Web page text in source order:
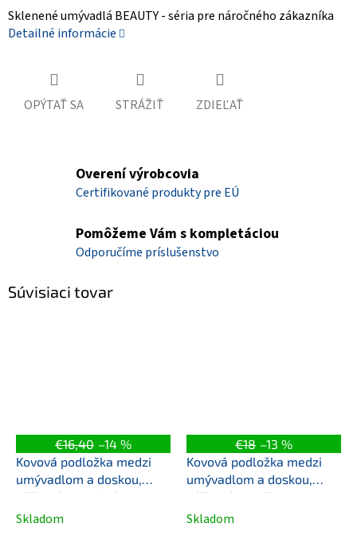
Sklenené umývadlá BEAUTY - séria pre náročného zákazníka
Detailné informácie
OPÝTAŤ SA STRÁŽIŤ ZDIEĽAŤ
Overení výrobcovia
Certifikované produkty pre EÚ
Pomôžeme Vám s kompletáciou
Odporučíme príslušenstvo
Súvisiaci tovar
€16,40 –14 %
Kovová podložka medzi
umývadlom a doskou,
výška 10mm, chróm
Skladom
€18 –13 %
Kovová podložka medzi
umývadlom a doskou,
výška 10mm, čierna mat
Skladom